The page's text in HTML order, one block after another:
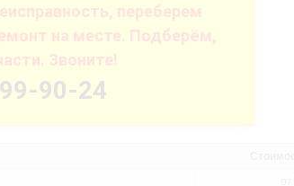
переберем
на месте. Подберём,
Звоните!
90-24